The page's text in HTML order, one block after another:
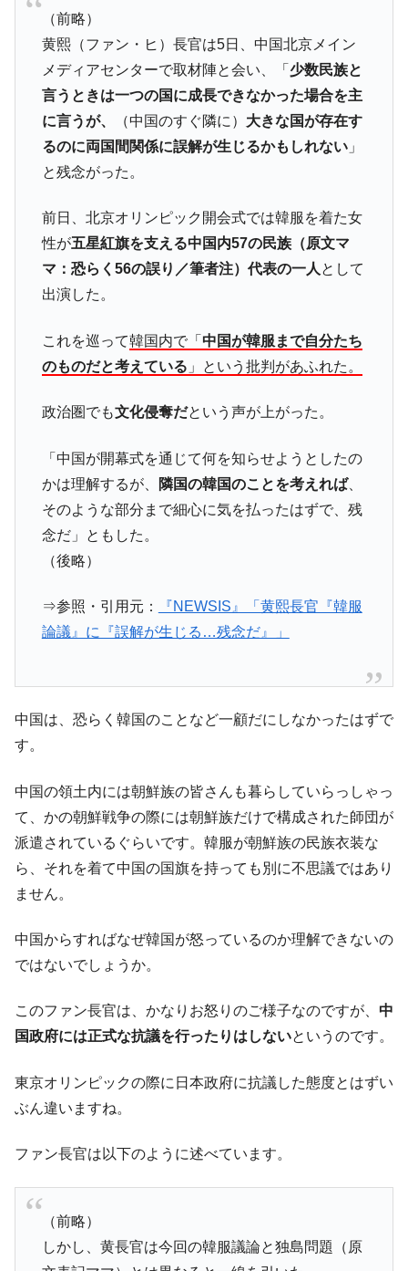
Fact1
府県とは？
Fact1 奇跡の毛色「白毛馬」とは？
Fact1
全て勝つといくら？ 競馬GI競走で勝利騎手がもら
Fact1 平成仮面ライダーの意外すぎるモチーフとは？
Fact1
発表から2日で大崩壊、鳴かず飛ばずに終わりそう
なスーパーリーグとは？
Fact1
日本人マスターズ挑戦の歴史。松山以前に最高位
Fact1
甲子園通算本塁打、最多の清原に次いで多く打っ
ている意外な選手とは？
セレクトセールの高額取引馬が稼いだ金額とは？
（前略）
黄熙（ファン・ヒ）長官は5日、中国北京メイン
メディアセンターで取材陣と会い、「 少数民族と
言うときは一つの国に成長できなかった場合を主
に言うが、
（中国のすぐ隣に） 大きな国が存在す
るのに両国間関係に誤解が生じるかもしれない」
と残念がった。
前日、北京オリンピック開会式では韓服を着た女
性が五星紅旗を支える中国内57の民族（原文マ
マ：恐らく56の誤り／筆者注）代表の一人 として
出演した。
これを巡って韓国内で「 中国が韓服まで自分たち
のものだと考えている 」という批判があふれた。
政治圏でも文化侵奪だという声が上がった。
「中国が開幕式を通じて何を知らせようとしたの
かは理解するが、
隣国の韓国のことを考えれば、
そのような部分まで細心に気を払ったはずで、残
念だ」ともした。
（後略）
⇒参照・引用元：
『NEWSIS』「黄熙長官『韓服
論議』に『誤解が生じる…残念だ』」
中国は、恐らく韓国のことなど一顧だにしなかったはずで
す。
中国の領土内には朝鮮族の皆さんも暮らしていらっしゃっ
て、かの朝鮮戦争の際には朝鮮族だけで構成された師団が
派遣されているぐらいです。韓服が朝鮮族の民族衣装な
ら、それを着て中国の国旗を持っても別に不思議ではあり
ません。
中国からすればなぜ韓国が怒っているのか理解できないの
ではないでしょうか。
このファン長官は、かなりお怒りのご様子なのですが、 中
国政府には正式な抗議を行ったりはしないというのです。
東京オリンピックの際に日本政府に抗議した態度とはずい
ぶん違いますね。
ファン長官は以下のように述べています。
（前略）
しかし、黄長官は今回の韓服議論と独島問題（原